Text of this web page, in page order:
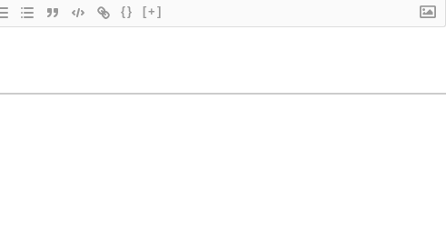
{} [+]